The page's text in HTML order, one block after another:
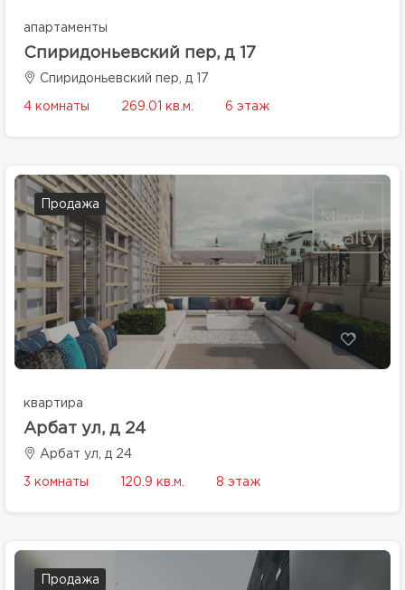
апартаменты
Спиридоньевский пер, д 17
Спиридоньевский пер, д 17
4 комнаты 269.01 кв.м. 6 этаж
Продажа
квартира
Арбат ул, д 24
Арбат ул, д 24
3 комнаты 120.9 кв.м. 8 этаж
Продажа